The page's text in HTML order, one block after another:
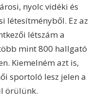
nyolc vidéki és
létesítményből. Ez az
létszám a
mint 800 hallgató
Kiemelném azt is,
sportoló lesz jelen a
örülünk.